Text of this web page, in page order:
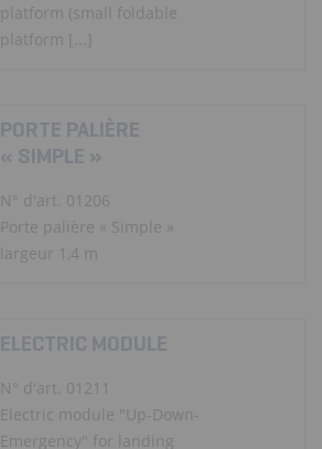
platform (small foldable
platform [...]
PORTE PALIÈRE
« SIMPLE »
N° d'art. 01206
Porte palière « Simple »
largeur 1,4 m
ELECTRIC MODULE
N° d'art. 01211
Electric module "Up-Down-
Emergency" for landing